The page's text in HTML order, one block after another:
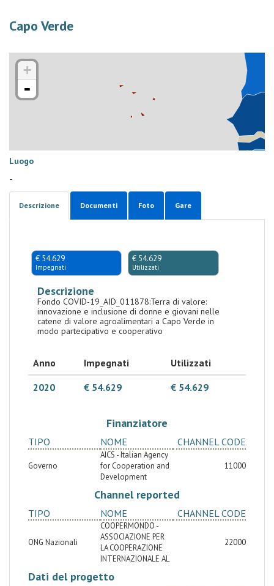
Capo Verde
+
-
Luogo
-
Descrizione Documenti Foto Gare
€ 54.629
Impegnati
€ 54.629
Utilizzati
Descrizione
Fondo COVID-19_AID_011878:Terra di valore:
innovazione e inclusione di donne e giovani nelle
catene di valore agroalimentari a Capo Verde in
modo partecipativo e cooperativo
Anno Impegnati
Utilizzati
2020
€ 54.629 € 54.629
Finanziatore
TIPO NOME CHANNEL CODE
Governo
AICS - Italian Agency
for Cooperation and
Development
11000
Channel reported
TIPO NOME CHANNEL CODE
ONG Nazionali
COOPERMONDO -
ASSOCIAZIONE PER
LA COOPERAZIONE
INTERNAZIONALE AL
22000
Dati del progetto